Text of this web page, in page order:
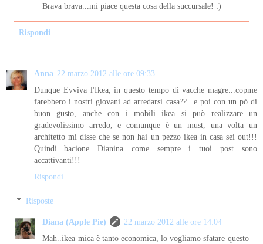
Brava brava...mi piace questa cosa della succursale! :)
Rispondi
Anna 22 marzo 2012 alle ore 09:33
Dunque Evviva l'Ikea, in questo tempo di vacche magre...copme
farebbero i nostri giovani ad arredarsi casa??...e poi con un pò di
buon gusto, anche con i mobili ikea si può realizzare un
gradevolissimo arredo, e comunque è un must, una volta un
architetto mi disse che se non hai un pezzo ikea in casa sei out!!!
Quindi...bacione Dianina come sempre i tuoi post sono
accattivanti!!!
Rispondi
Risposte
Diana (Apple Pie)
22 marzo 2012 alle ore 14:04
Mah..ikea mica è tanto economica, lo vogliamo sfatare questo